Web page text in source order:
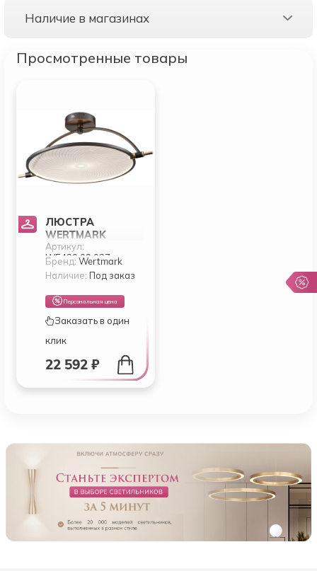
Наличие в магазинах
Просмотренные товары
ЛЮСТРА
WERTMARK
LAURA
WE430.03.027
Артикул:
WE430.03.027
Бренд:Wertmark
Наличие: Под заказ
Персональная цена
Заказать в один
клик
22 592 ₽